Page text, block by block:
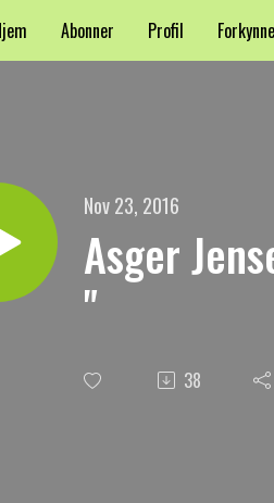
Abonner Profil
Nov 23, 2016
Asger
"
38